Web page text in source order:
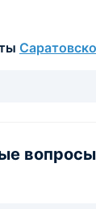
вопросы